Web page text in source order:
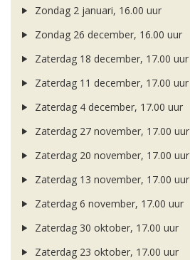
Zondag 2 januari, 16.00 uur
Zondag 26 december, 16.00 uur
Zaterdag 18 december, 17.00 uur
Zaterdag 11 december, 17.00 uur
Zaterdag 4 december, 17.00 uur
Zaterdag 27 november, 17.00 uur
Zaterdag 20 november, 17.00 uur
Zaterdag 13 november, 17.00 uur
Zaterdag 6 november, 17.00 uur
Zaterdag 30 oktober, 17.00 uur
Zaterdag 23 oktober, 17.00 uur